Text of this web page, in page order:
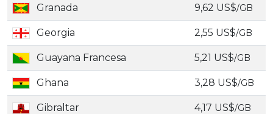
Granada 9,62 US$/GB
Georgia 2,55 US$/GB
Guayana Francesa 5,21 US$/GB
Ghana 3,28 US$/GB
Gibraltar 4,17 US$/GB